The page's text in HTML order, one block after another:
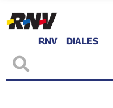
RNV DIALES